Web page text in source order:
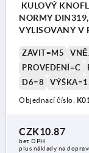
KULOVÝ
NORMY
VYLISOVANÝ V
ZÁVIT=M5
PROVEDENÍ=C
D6=8
Objednací číslo:
CZK10.87
bez DPH
plus náklady na